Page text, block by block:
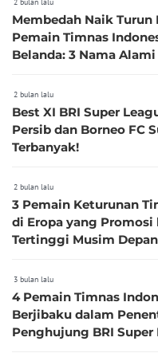
Membedah Naik Turun
Pemain Timnas
Belanda: 3 Nama
2 bulan lalu
Best XI BRI Super
Persib dan Borneo FC
Terbanyak!
2 bulan lalu
3 Pemain Keturunan
di Eropa yang Promosi
Tertinggi Musim
3 bulan lalu
4 Pemain Timnas
Berjibaku dalam
Penghujung BRI Super